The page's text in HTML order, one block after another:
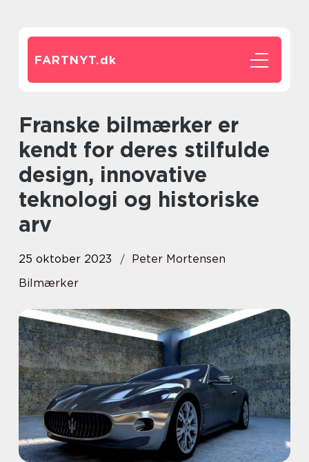
FARTNYT.dk
Franske bilmærker er
kendt for deres stilfulde
design, innovative
teknologi og historiske
arv
25 oktober 2023
Peter Mortensen
Bilmærker